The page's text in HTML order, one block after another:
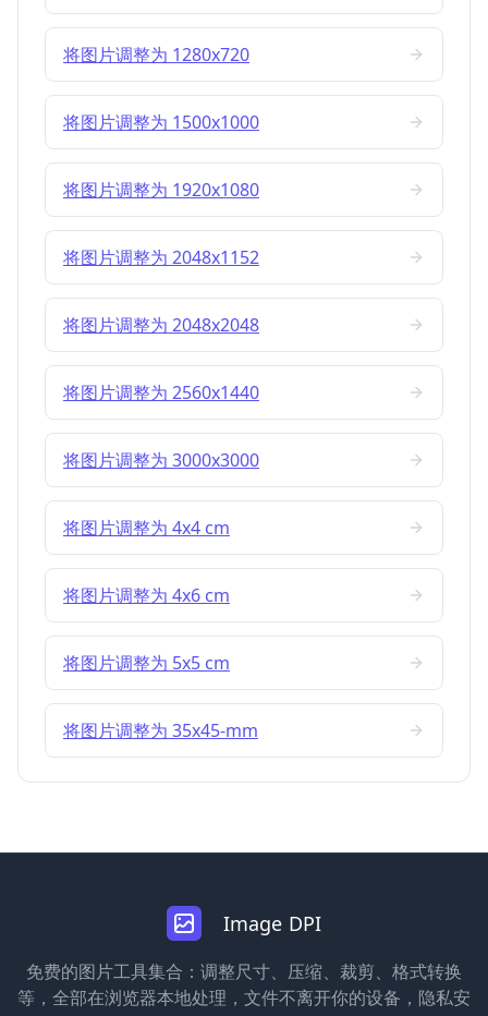
将图片调整为 1280x720
将图片调整为 1500x1000
将图片调整为 1920x1080
将图片调整为 2048x1152
将图片调整为 2048x2048
将图片调整为 2560x1440
将图片调整为 3000x3000
将图片调整为 4x4 cm
将图片调整为 4x6 cm
将图片调整为 5x5 cm
将图片调整为 35x45-mm
Image DPI
免费的图片工具集合：调整尺寸、压缩、裁剪、格式转换
等，全部在浏览器本地处理，文件不离开你的设备，隐私安